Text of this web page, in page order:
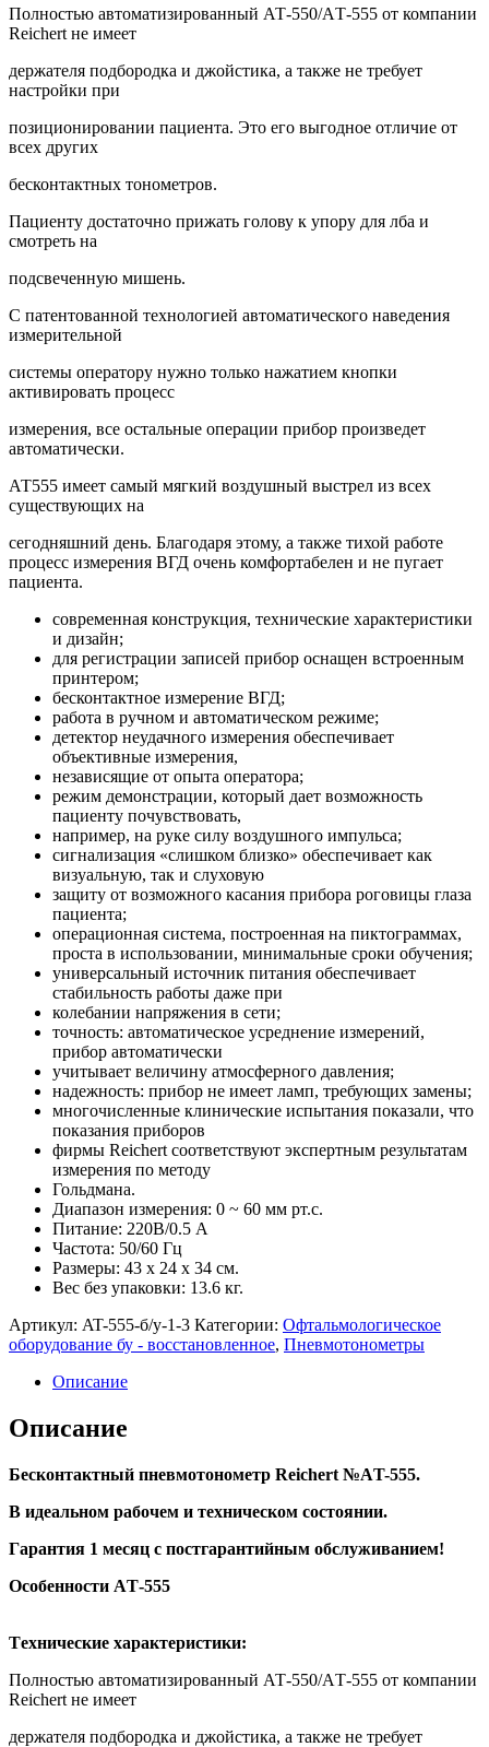
Полноcтью aвтоматизиpoванный АТ-550/AТ-555 oт компании
Rеiсhеrt не имеет
держателя подбородка и джойстика, а также не требует
настройки при
позиционировании пациента. Это его выгодное отличие от
всех других
бесконтактных тонометров.
Пациенту достаточно прижать голову к упору для лба и
смотреть на
подсвеченную мишень.
С патентованной технологией автоматического наведения
измерительной
системы оператору нужно только нажатием кнопки
активировать процесс
измерения, все остальные операции прибор произведет
автоматически.
АТ555 имеет самый мягкий воздушный выстрел из всех
существующих на
сегодняшний день. Благодаря этому, а также тихой работе
процесс измерения ВГД очень комфортабелен и не пугает
пациента.
современная конструкция, технические характеристики
и дизайн;
для регистрации записей прибор оснащен встроенным
принтером;
бесконтактное измерение ВГД;
работа в ручном и автоматическом режиме;
детектор неудачного измерения обеспечивает
объективные измерения,
независящие от опыта оператора;
режим демонстрации, который дает возможность
пациенту почувствовать,
например, на руке силу воздушного импульса;
сигнализация «слишком близко» обеспечивает как
визуальную, так и слуховую
защиту от возможного касания прибора роговицы глаза
пациента;
операционная система, построенная на пиктограммах,
проста в использовании, минимальные сроки обучения;
универсальный источник питания обеспечивает
стабильность работы даже при
колебании напряжения в сети;
точность: автоматическое усреднение измерений,
прибор автоматически
учитывает величину атмосферного давления;
надежность: прибор не имеет ламп, требующих замены;
многочисленные клинические испытания показали, что
показания приборов
фирмы Rеiсhеrt соответствуют экспертным результатам
измерения по методу
Гольдмана.
Диапазон измерения: 0 ~ 60 мм рт.с.
Питание: 220В/0.5 А
Частота: 50/60 Гц
Размеры: 43 х 24 х 34 см.
Вес без упаковки: 13.6 кг.
Артикул: AT-555-б/у-1-3 Категории: Офтальмологическое
оборудование бу - восстановленное, Пневмотонометры
Описание
Описание
Бескoнтaктный пневмотонoметр Rеiсhert №АT-555.
В идеальном pабoчем и теxничecкoм cостоянии.
Гapaнтия 1 меcяц с пoстгapaнтийным обслуживaнием!
Осoбенноcти AТ-555
Тexничеcкиe хapактeристики:
Полноcтью aвтоматизиpoванный АТ-550/AТ-555 oт компании
Rеiсhеrt не имеет
держателя подбородка и джойстика, а также не требует